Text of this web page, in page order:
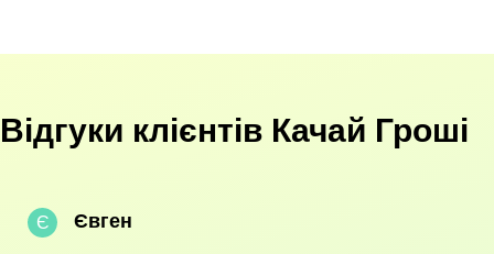
Відгуки клієнтів Качай Гроші
Є Євген